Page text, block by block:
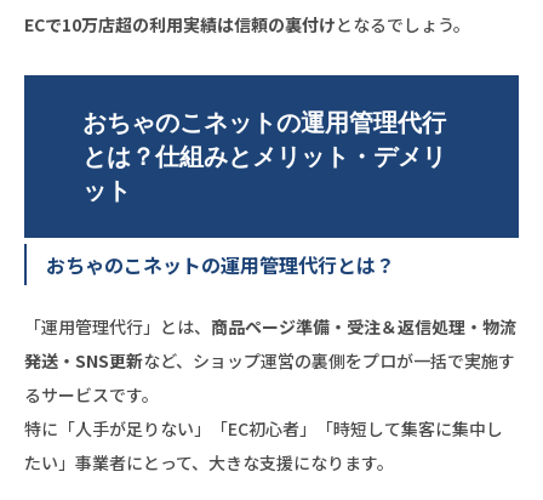
ECで10万店超の利用実績は信頼の裏付けとなるでしょう。
おちゃのこネットの運用管理代行
とは？仕組みとメリット・デメリ
ット
おちゃのこネットの運用管理代行とは？
「運用管理代行」とは、 商品ページ準備・受注＆返信処理・物流
発送・SNS更新など、ショップ運営の裏側をプロが一括で実施す
るサービスです。
特に「人手が足りない」「EC初心者」「時短して集客に集中し
たい」事業者にとって、大きな支援になります。